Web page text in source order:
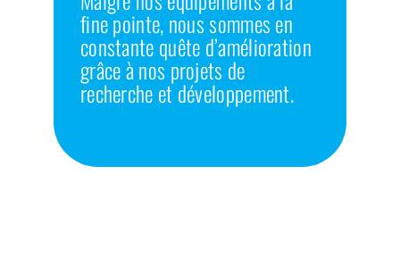
fine pointe, nous sommes en
constante quête d’amélioration
grâce à nos projets de
recherche et développement.